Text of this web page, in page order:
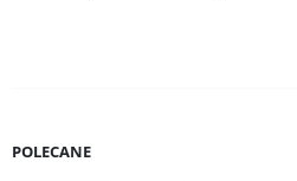
POLECANE